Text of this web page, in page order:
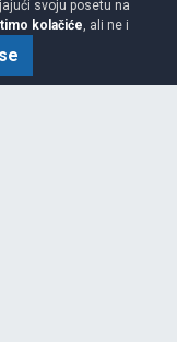
svoju posetu na
kolačiće, ali ne i